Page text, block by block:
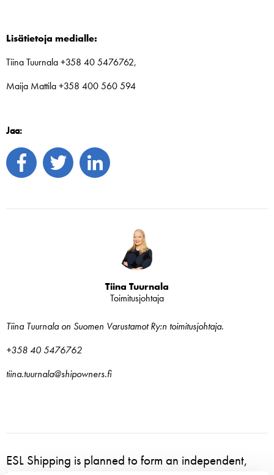
Lisätietoja medialle:
Tiina Tuurnala +358 40 5476762,
Maija Mattila +358 400 560 594
Jaa:
Tiina Tuurnala
Toimitusjohtaja
Tiina Tuurnala on Suomen Varustamot Ry:n toimitusjohtaja.
+358 40 5476762
tiina.tuurnala@shipowners.fi
ESL Shipping is planned to form an independent,